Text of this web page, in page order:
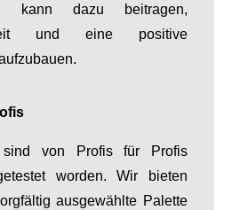
kann dazu beitragen,
und eine positive
sind von Profis für Profis
worden. Wir bieten
ausgewählte Palette